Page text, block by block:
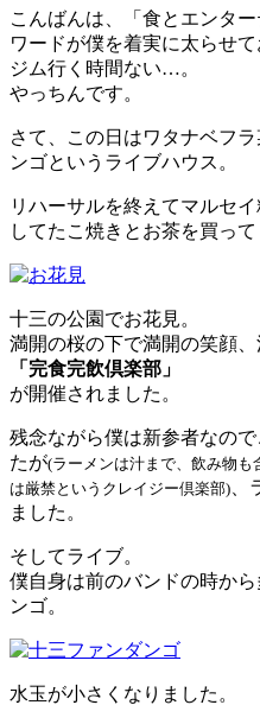
こんばんは、「食とエンタ
ワードが僕を着実に太らせて
ジム行く時間ない…。
やっちんです。
さて、この日はワタナベフ
ンゴというライブハウス。
リハーサルを終えてマルセ
してたこ焼きとお茶を買って
十三の公園でお花見。
満開の桜の下で満開の笑顔
「完食完飲倶楽部」
が開催されました。
残念ながら僕は新参者なの
たが(ラーメンは汁まで、飲み物も
は厳禁というクレイジー倶楽部)
ました。
そしてライブ。
僕自身は前のバンドの時か
ンゴ。
水玉が小さくなりました。